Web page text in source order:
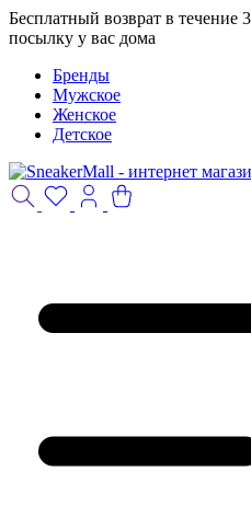
Бесплатный возврат в
посылку у вас дома
Бренды
Мужское
Женское
Детское